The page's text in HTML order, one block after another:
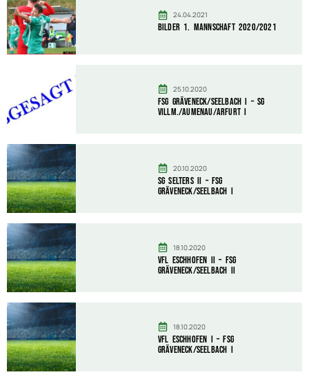
24.04.2021
Bilder 1. Mannschaft 2020/2021
25.10.2020
FSG Gräveneck/Seelbach I – SG
Villm./Aumenau/Arfurt I
20.10.2020
SG Selters II – FSG
Gräveneck/Seelbach I
18.10.2020
VfL Eschhofen II – FSG
Gräveneck/Seelbach II
18.10.2020
VfL Eschhofen I – FSG
Gräveneck/Seelbach I